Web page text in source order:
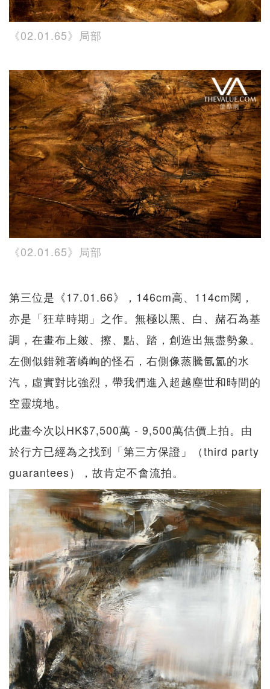
《02.01.65》局部
《02.01.65》局部
第三位是《17.01.66》，146cm高、114cm闊，
亦是「狂草時期」之作。無極以黑、白、赭石為基
調，在畫布上皴、擦、點、踏，創造出無盡勢象。
左側似錯雜著嶙峋的怪石，右側像蒸騰氤氳的水
汽，虛實對比強烈，帶我們進入超越塵世和時間的
空靈境地。
此畫今次以HK$7,500萬 - 9,500萬估價上拍。由
於行方已經為之找到「第三方保證」（third party
guarantees），故肯定不會流拍。